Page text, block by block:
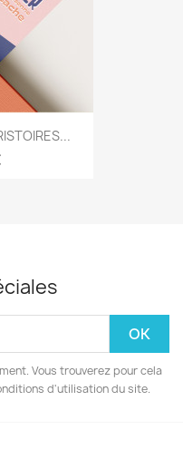
Vous trouverez pour cela
d'utilisation du site.